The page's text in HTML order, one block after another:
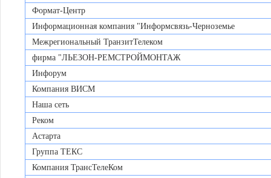
Формат-Центр
Информационная компания "Информсвязь-Черноземье
Межрегиональный ТранзитТелеком
фирма "ЛЬЕЗОН-РЕМСТРОЙМОНТАЖ
Инфорум
Компания ВИСМ
Наша сеть
Реком
Астарта
Группа ТЕКС
Компания ТрансТелеКом